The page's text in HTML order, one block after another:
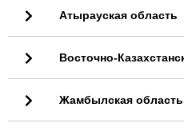
Атырауская область
Восточно-
Жамбылская область